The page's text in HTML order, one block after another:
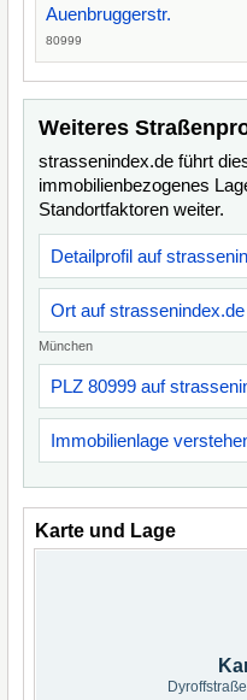
Auenbruggerstr.
80999
Weiteres
strassenindex.de führt
immobilienbezogenes
Standortfaktoren weiter.
Detailprofil auf
Ort auf strassenindex.de
München
PLZ 80999 auf
Immobilienlage
Karte und Lage